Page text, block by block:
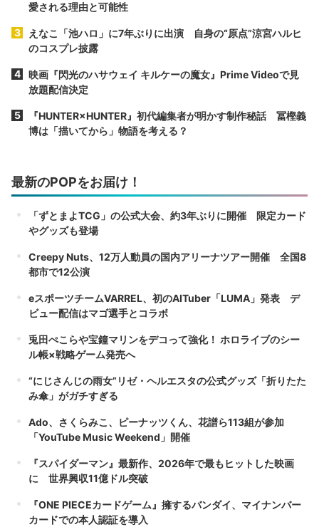
愛される理由と可能性
えなこ「池ハロ」に7年ぶりに出演 自身の“原点”涼宮ハルヒ
のコスプレ披露
映画『閃光のハサウェイ キルケーの魔女』Prime Videoで見
放題配信決定
『HUNTER×HUNTER』初代編集者が明かす制作秘話 冨樫義
博は「描いてから」物語を考える？
最新のPOPをお届け！
「ずとまよTCG」の公式大会、約3年ぶりに開催 限定カード
やグッズも登場
Creepy Nuts、12万人動員の国内アリーナツアー開催 全国8
都市で12公演
eスポーツチームVARREL、初のAITuber「LUMA」発表 デ
ビュー配信はマゴ選手とコラボ
兎田ぺこらや宝鐘マリンをデコって強化！ ホロライブのシー
ル帳×戦略ゲーム発売へ
“にじさんじの雨女”リゼ・ヘルエスタの公式グッズ「折りたた
み傘」がガチすぎる
Ado、さくらみこ、ピーナッツくん、花譜ら113組が参加
「YouTube Music Weekend」開催
『スパイダーマン』最新作、2026年で最もヒットした映画
に 世界興収11億ドル突破
『ONE PIECEカードゲーム』擁するバンダイ、マイナンバー
カードでの本人認証を導入